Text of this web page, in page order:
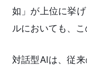
如」が上位に挙
ルにおいても、
対話型AIは、従